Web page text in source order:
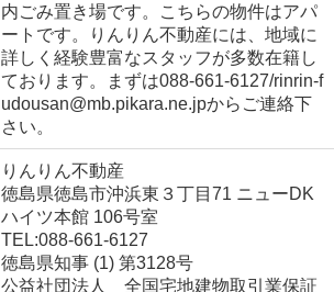
内ごみ置き場です。こちらの物件はアパ
ートです。りんりん不動産には、地域に
詳しく経験豊富なスタッフが多数在籍し
ております。まずは088-661-6127/rinrin-f
udousan@mb.pikara.ne.jpからご連絡下
さい。
りんりん不動産
徳島県徳島市沖浜東３丁目71 ニューDK
ハイツ本館 106号室
TEL:088-661-6127
徳島県知事 (1) 第3128号
公益社団法人 全国宅地建物取引業保証